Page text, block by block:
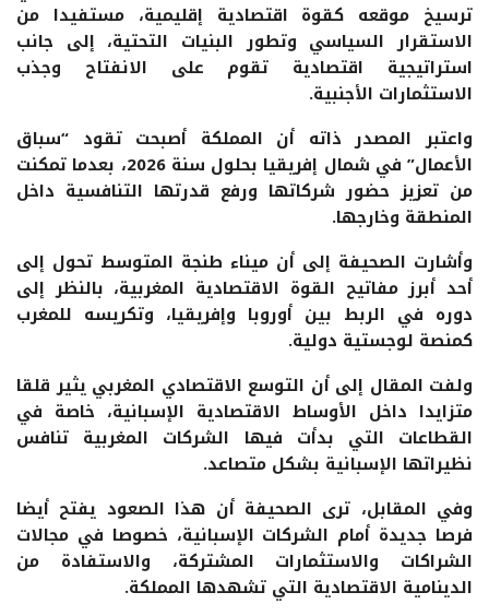
ترسيخ موقعه كقوة اقتصادية إقليمية، مستفيدا من
الاستقرار السياسي وتطور البنيات التحتية، إلى جانب
استراتيجية اقتصادية تقوم على الانفتاح وجذب
الاستثمارات الأجنبية.
واعتبر المصدر ذاته أن المملكة أصبحت تقود “سباق
الأعمال” في شمال إفريقيا بحلول سنة 2026، بعدما تمكنت
من تعزيز حضور شركاتها ورفع قدرتها التنافسية داخل
المنطقة وخارجها.
وأشارت الصحيفة إلى أن ميناء طنجة المتوسط تحول إلى
أحد أبرز مفاتيح القوة الاقتصادية المغربية، بالنظر إلى
دوره في الربط بين أوروبا وإفريقيا، وتكريسه للمغرب
كمنصة لوجستية دولية.
ولفت المقال إلى أن التوسع الاقتصادي المغربي يثير قلقا
متزايدا داخل الأوساط الاقتصادية الإسبانية، خاصة في
القطاعات التي بدأت فيها الشركات المغربية تنافس
نظيراتها الإسبانية بشكل متصاعد.
وفي المقابل، ترى الصحيفة أن هذا الصعود يفتح أيضا
فرصا جديدة أمام الشركات الإسبانية، خصوصا في مجالات
الشراكات والاستثمارات المشتركة، والاستفادة من
الدينامية الاقتصادية التي تشهدها المملكة.